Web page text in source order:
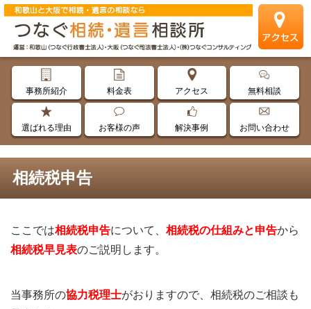
事務所紹介 料金表 アクセス 無料相談
選ばれる理由 お客様の声 解決事例 お問い合わせ
相続税申告
ここでは相続税申告について、 相続税の仕組みと申告から
相続税早見表のご説明します。
当事務所の協力税理士がおりますので、相続税のご相談も